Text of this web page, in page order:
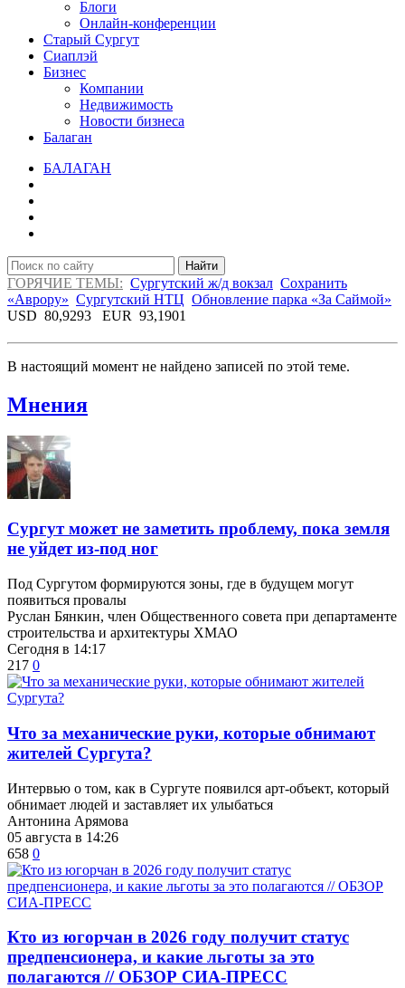
Блоги
Онлайн-конференции
Старый Сургут
Сиаплэй
Бизнес
Компании
Недвижимость
Новости бизнеса
Балаган
БАЛАГАН
Найти
ГОРЯЧИЕ ТЕМЫ: Сургутский ж/д вокзал Сохранить
«Аврору» Сургутский НТЦ Обновление парка «За Саймой»
USD 80,9293 EUR 93,1901
В настоящий момент не найдено записей по этой теме.
Мнения
Сургут может не заметить проблему, пока земля
не уйдет из-под ног
Под Сургутом формируются зоны, где в будущем могут
появиться провалы
Руслан Бянкин, член Общественного совета при департаменте
строительства и архитектуры ХМАО
Сегодня в 14:17
217 0
​Что за механические руки, которые обнимают
жителей Сургута?
Интервью о том, как в Сургуте появился арт-объект, который
обнимает людей и заставляет их улыбаться
Антонина Арямова
05 августа в 14:26
658 0
Кто из югорчан в 2026 году получит статус
предпенсионера, и какие льготы за это
полагаются // ОБЗОР СИА-ПРЕСС